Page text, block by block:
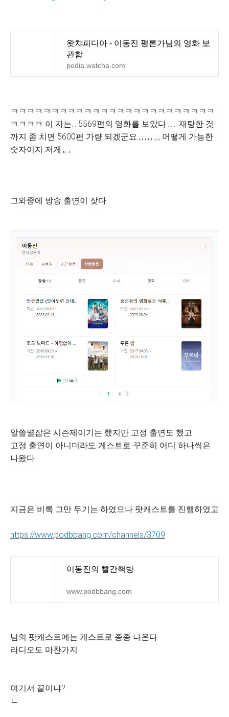
왓챠피디아 - 이동진 평론가님의 영화 보
관함
pedia.watcha.com
ㅋㅋㅋㅋㅋㅋㅋㅋㅋㅋㅋㅋㅋㅋㅋㅋㅋㅋㅋㅋㅋㅋㅋㅋㅋ
ㅋㅋㅋㅋ 이 자는... 5569편의 영화를 보았다....... 재탕한 것
까지 좀 치면 5600편 가량 되겠군요.,.,.,.,.,..,., 어떻게 가능한
숫자이지 저게.,,..,
그와중에 방송 출연이 잦다
알쓸별잡은 시즌제이기는 했지만 고정 출연도 했고
고정 출연이 아니더라도 게스트로 꾸준히 어디 하나씩은
나왔다
지금은 비록 그만 두기는 하였으나 팟캐스트를 진행하였고
https://www.podbbang.com/channels/3709
이동진의 빨간책방
www.podbbang.com
남의 팟캐스트에는 게스트로 종종 나온다
라디오도 마찬가지
여기서 끝이냐?
ㄴ